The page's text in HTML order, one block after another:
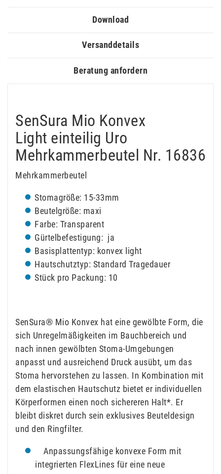
Download
Versanddetails
Beratung anfordern
SenSura Mio Konvex
Light einteilig Uro
Mehrkammerbeutel Nr. 16836
Mehrkammerbeutel
Stomagröße: 15-33mm
Beutelgröße: maxi
Farbe: Transparent
Gürtelbefestigung: ja
Basisplattentyp: konvex light
Hautschutztyp: Standard Tragedauer
Stück pro Packung: 10
SenSura® Mio Konvex hat eine gewölbte Form, die
sich Unregelmäßigkeiten im Bauchbereich und
nach innen gewölbten Stoma-Umgebungen
anpasst und ausreichend Druck ausübt, um das
Stoma hervorstehen zu lassen. In Kombination mit
dem elastischen Hautschutz bietet er individuellen
Körperformen einen noch sichereren Halt*. Er
bleibt diskret durch sein exklusives Beuteldesign
und den Ringfilter.
Anpassungsfähige konvexe Form mit
integrierten FlexLines für eine neue